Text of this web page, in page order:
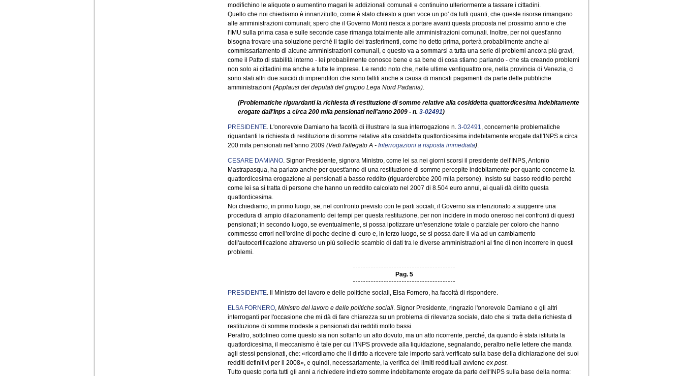
modifichino le aliquote o aumentino magari le addizionali comunali e continuino ulteriormente a tassare i cittadini.
Quello che noi chiediamo è innanzitutto, come è stato chiesto a gran voce un po' da tutti quanti, che queste risorse rimangano
alle amministrazioni comunali; spero che il Governo Monti riesca a portare avanti questa proposta nel prossimo anno e che
l'IMU sulla prima casa e sulle seconde case rimanga totalmente alle amministrazioni comunali. Inoltre, per noi quest'anno
bisogna trovare una soluzione perché il taglio dei trasferimenti, come ho detto prima, porterà probabilmente anche al
commissariamento di alcune amministrazioni comunali, e questo va a sommarsi a tutta una serie di problemi ancora più gravi,
come il Patto di stabilità interno - lei probabilmente conosce bene e sa bene di cosa stiamo parlando - che sta creando problemi
non solo ai cittadini ma anche a tutte le imprese. Le rendo noto che, nelle ultime ventiquattro ore, nella provincia di Venezia, ci
sono stati altri due suicidi di imprenditori che sono falliti anche a causa di mancati pagamenti da parte delle pubbliche
amministrazioni (Applausi dei deputati del gruppo Lega Nord Padania).
(Problematiche riguardanti la richiesta di restituzione di somme relative alla cosiddetta quattordicesima indebitamente
erogate dall'Inps a circa 200 mila pensionati nell'anno 2009 - n. 3-02491)
PRESIDENTE. L'onorevole Damiano ha facoltà di illustrare la sua interrogazione n. 3-02491, concernente problematiche
riguardanti la richiesta di restituzione di somme relative alla cosiddetta quattordicesima indebitamente erogate dall'INPS a circa
200 mila pensionati nell'anno 2009 (Vedi l'allegato A - Interrogazioni a risposta immediata).
CESARE DAMIANO. Signor Presidente, signora Ministro, come lei sa nei giorni scorsi il presidente dell'INPS, Antonio
Mastrapasqua, ha parlato anche per quest'anno di una restituzione di somme percepite indebitamente per quanto concerne la
quattordicesima erogazione ai pensionati a basso reddito (riguarderebbe 200 mila persone). Insisto sul basso reddito perché
come lei sa si tratta di persone che hanno un reddito calcolato nel 2007 di 8.504 euro annui, ai quali dà diritto questa
quattordicesima.
Noi chiediamo, in primo luogo, se, nel confronto previsto con le parti sociali, il Governo sia intenzionato a suggerire una
procedura di ampio dilazionamento dei tempi per questa restituzione, per non incidere in modo oneroso nei confronti di questi
pensionati; in secondo luogo, se eventualmente, si possa ipotizzare un'esenzione totale o parziale per coloro che hanno
commesso errori nell'ordine di poche decine di euro e, in terzo luogo, se si possa dare il via ad un cambiamento
dell'autocertificazione attraverso un più sollecito scambio di dati tra le diverse amministrazioni al fine di non incorrere in questi
problemi.
Pag. 5
PRESIDENTE. Il Ministro del lavoro e delle politiche sociali, Elsa Fornero, ha facoltà di rispondere.
ELSA FORNERO, Ministro del lavoro e delle politiche sociali. Signor Presidente, ringrazio l'onorevole Damiano e gli altri
interroganti per l'occasione che mi dà di fare chiarezza su un problema di rilevanza sociale, dato che si tratta della richiesta di
restituzione di somme modeste a pensionati dai redditi molto bassi.
Peraltro, sottolineo come questo sia non soltanto un atto dovuto, ma un atto ricorrente, perché, da quando è stata istituita la
quattordicesima, il meccanismo è tale per cui l'INPS provvede alla liquidazione, segnalando, peraltro nelle lettere che manda
agli stessi pensionati, che: «ricordiamo che il diritto a ricevere tale importo sarà verificato sulla base della dichiarazione dei suoi
redditi definitivi per il 2008», e quindi, necessariamente, la verifica dei limiti reddituali avviene ex post.
Tutto questo porta tutti gli anni a richiedere indietro somme indebitamente erogate da parte dell'INPS sulla base della norma: